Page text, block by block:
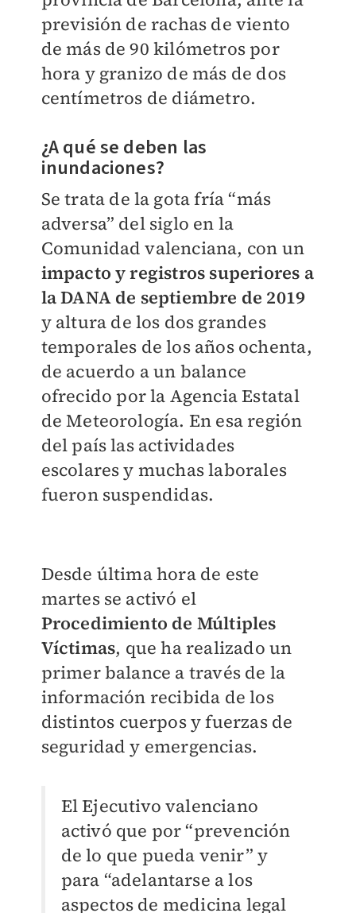
previsión de rachas de viento
de más de 90 kilómetros por
hora y granizo de más de dos
centímetros de diámetro.
¿A qué se deben las
inundaciones?
Se trata de la gota fría “más
adversa” del siglo en la
Comunidad valenciana, con un
impacto y registros superiores a
la DANA de septiembre de 2019
y altura de los dos grandes
temporales de los años ochenta,
de acuerdo a un balance
ofrecido por la Agencia Estatal
de Meteorología. En esa región
del país las actividades
escolares y muchas laborales
fueron suspendidas.
Desde última hora de este
martes se activó el
Procedimiento de Múltiples
Víctimas, que ha realizado un
primer balance a través de la
información recibida de los
distintos cuerpos y fuerzas de
seguridad y emergencias.
El Ejecutivo valenciano
activó que por “prevención
de lo que pueda venir” y
para “adelantarse a los
aspectos de medicina legal